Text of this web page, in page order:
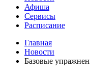
Афиша
Сервисы
Расписание
Главная
Новости
Базовые